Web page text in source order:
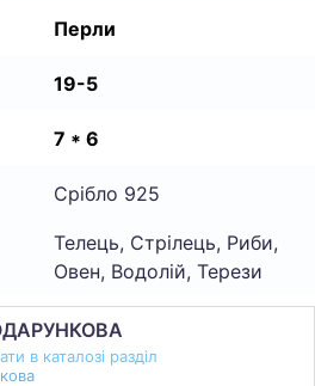
Перли
19-5
7 * 6
Срібло 925
Телець, Стрілець, Риби,
Овен, Водолій, Терези
в каталозі разділ